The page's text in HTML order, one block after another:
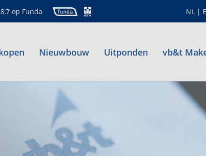
op Funda NL |
Nieuwbouw Uitponden vb&t